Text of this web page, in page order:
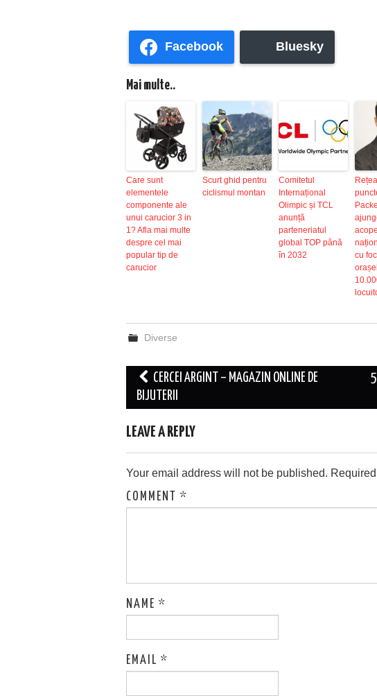
Facebook Bluesky
Mai multe..
Care sunt
elementele
componente ale
unui carucior 3 in
1? Afla mai multe
despre cel mai
popular tip de
carucior
Scurt ghid pentru
ciclismul montan
Comitetul
Internațional
Olimpic și TCL
anunță
parteneriatul
global TOP până
în 2032
cu
Diverse
Post
navigation
CERCEI ARGINT – MAGAZIN ONLINE DE
BIJUTERII
LEAVE A REPLY
Your email address will not be published.
COMMENT *
NAME *
EMAIL *